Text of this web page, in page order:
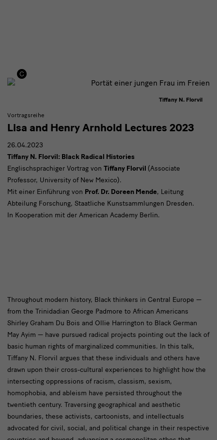
Vortragsreihe
Lisa and Henry Arnhold Lectures 2023
26.04.2023
Tiffany N. Florvil: Black Radical Histories
Englischsprachiger Vortrag von Tiffany Florvil (Associate
Professor, University of New Mexico).
Mit einer Einführung von Prof. Dr. Doreen Mende, Leitung
Abteilung Forschung, Staatliche Kunstsammlungen Dresden.
In Kooperation mit der American Academy Berlin.
Tiffany N. Florvil
LISA
AND
HEINRICH
ARNHOLD
LECTURE
2023
Throughout modern history, Black thinkers in Central Europe —
from the Trinidadian George Padmore to African Americans
Shirley Graham Du Bois and Ollie Harrington to Black German
May Ayim — have pursued radical projects pointing out the lack of
basic human rights of marginalized communities. In this talk,
Tiffany N. Florvil argues that these individuals and others have
drawn upon their cross-cultural experiences to highlight how the
intersecting oppressions of racism, classism, sexism,
homophobia, and ableism have persisted throughout the
twentieth century. Traversing geographical and aesthetic
boundaries, these activists, cartoonists, and intellectuals
advocated for civil, social, and political change in their respective